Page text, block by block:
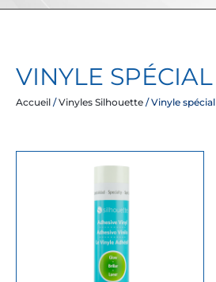
VINYLE SPÉCIAL
Accueil /Vinyles Silhouette / Vinyle spécial